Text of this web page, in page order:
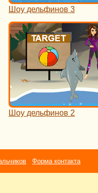
Шоу дельфинов 3
Шоу дельфинов 2
Форма контакта